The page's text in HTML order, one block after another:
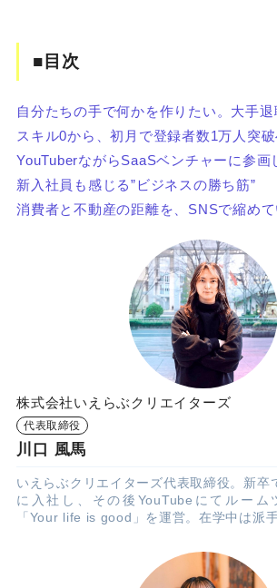
■目次
自分たちの手で何かを作りたい。大手
スキル0から、初月で登録者数1万人突
YouTuberながらSaaSベンチャーに参画
新入社員も感じる”ビジネスの勝ち筋”
消費者と不動産の距離を、SNSで縮めて
株式会社いえらぶクリエイターズ
代表取締役
川口 風馬
いえらぶクリエイターズ代表取締役。新卒
に入社し、その後YouTubeにてルーム
「Your life is good」を運営。在学中は派